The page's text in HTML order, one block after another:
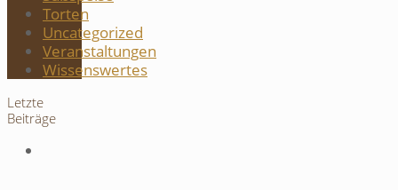
Torten
Uncategorized
Veranstaltungen
Wissenswertes
Letzte
Beiträge